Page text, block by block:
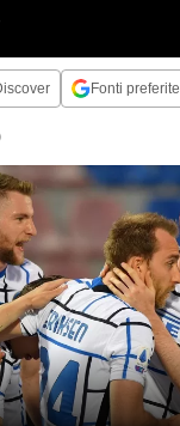
Fonti preferite